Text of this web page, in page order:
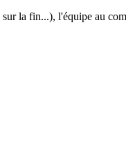
la fin...), l'équipe au